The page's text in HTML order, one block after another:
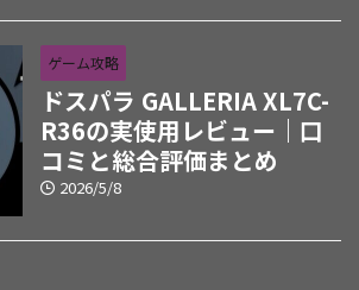
ゲーム攻略
ドスパラ GALLERIA XL7C-
R36の実使用レビュー｜口
コミと総合評価まとめ
2026/5/8